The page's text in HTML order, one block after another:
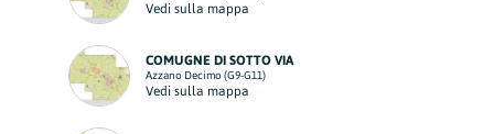
Vedi sulla mappa
COMUGNE DI SOTTO VIA
Azzano Decimo (G9-G11)
Vedi sulla mappa